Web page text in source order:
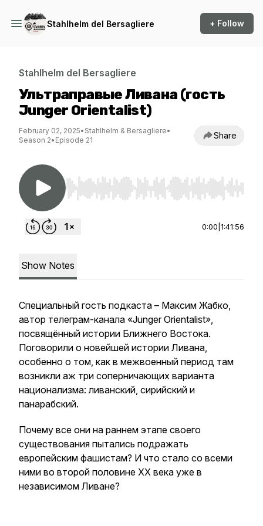
Stahlhelm del Bersagliere + Follow
Stahlhelm del Bersagliere
Ультраправые Ливана (гость
Junger Orientalist)
February 02, 2025• Stahlhelm & Bersagliere•
Season 2• Episode 21 Share
Use Left/Right to seek, Home/End to jump to
0:00 1:41:56
Show Notes
Специальный гость подкаста – Максим Жабко,
автор телеграм-канала «Junger Orientalist»,
посвящённый истории Ближнего Востока.
Поговорили о новейшей истории Ливана,
особенно о том, как в межвоенный период там
возникли аж три соперничающих варианта
национализма: ливанский, сирийский и
панарабский.
Почему все они на раннем этапе своего
существования пытались подражать
европейским фашистам? И что стало со всеми
ними во второй половине XX века уже в
независимом Ливане?